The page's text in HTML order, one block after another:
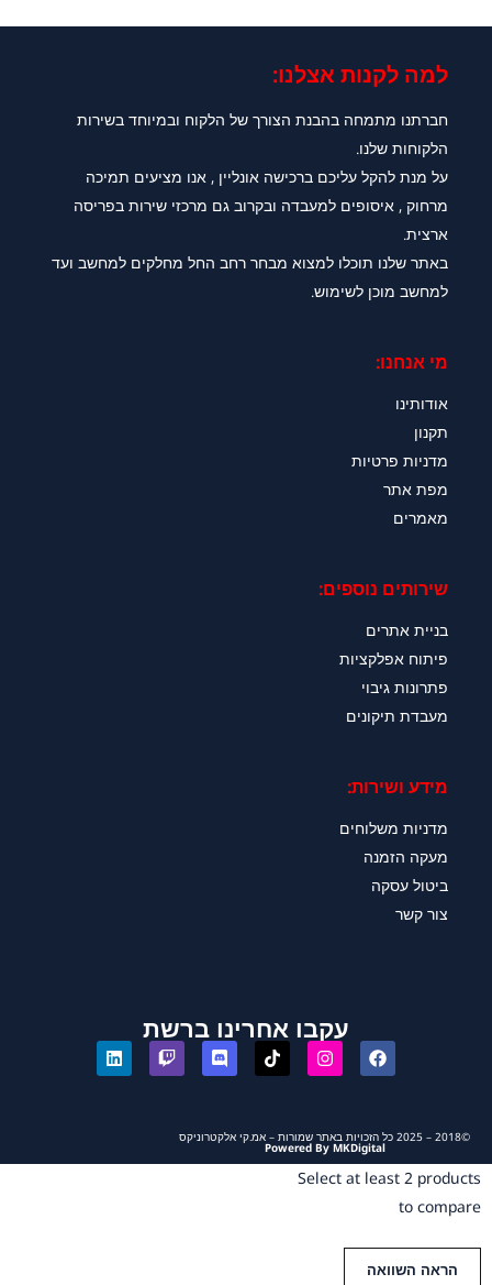
למה לקנות אצלנו:​
חברתנו מתמחה בהבנת הצורך של הלקוח ובמיוחד בשירות
הלקוחות שלנו.
על מנת להקל עליכם ברכישה אונליין , אנו מציעים תמיכה
מרחוק , איסופים למעבדה ובקרוב גם מרכזי שירות בפריסה
ארצית.
באתר שלנו תוכלו למצוא מבחר רחב החל מחלקים למחשב ועד
למחשב מוכן לשימוש.
מי אנחנו:
אודותינו
תקנון
מדניות פרטיות
מפת אתר
מאמרים
שירותים נוספים:
בניית אתרים
פיתוח אפלקציות
פתרונות גיבוי
מעבדת תיקונים
מידע ושירות:
מדניות משלוחים
מעקה הזמנה
ביטול עסקה
צור קשר
עקבו אחרינו ברשת
©2018 – 2025 כל הזכויות באתר שמורות – אמ.קי אלקטרוניקס
Powered By MKDigital
Select at least 2 products
to compare
הראה השוואה